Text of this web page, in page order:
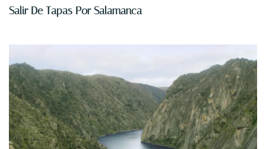
Salir De Tapas Por Salamanca